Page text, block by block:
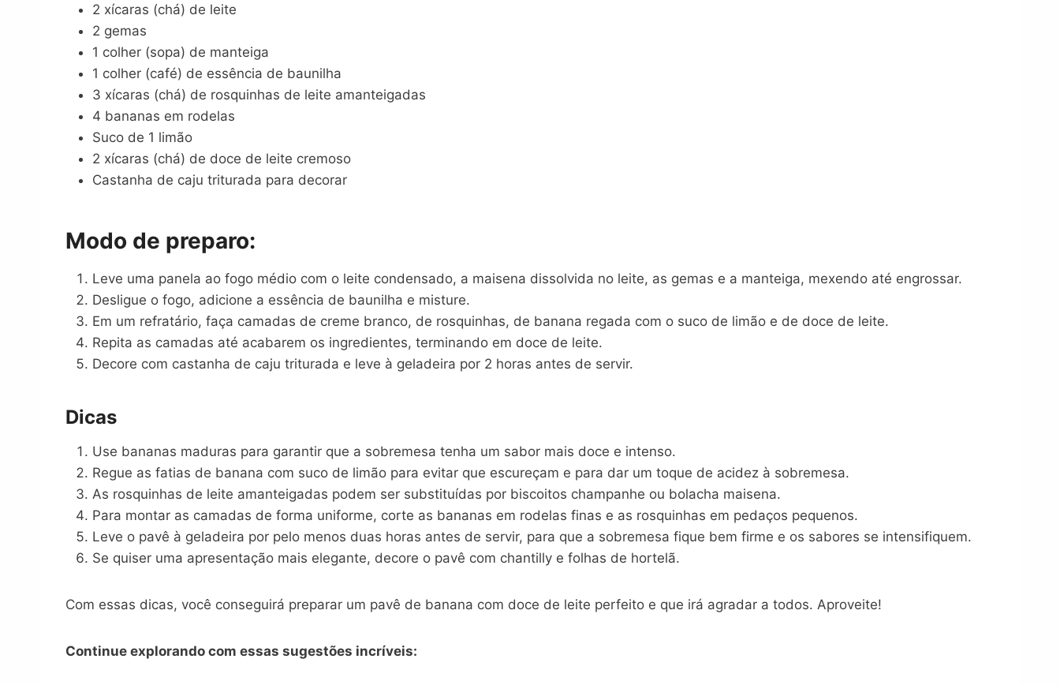
2 xícaras (chá) de leite
2 gemas
1 colher (sopa) de manteiga
1 colher (café) de essência de baunilha
3 xícaras (chá) de rosquinhas de leite amanteigadas
4 bananas em rodelas
Suco de 1 limão
2 xícaras (chá) de doce de leite cremoso
Castanha de caju triturada para decorar
Modo de preparo:
Leve uma panela ao fogo médio com o leite condensado, a maisena dissolvida no leite, as gemas e a manteiga, mexendo até engrossar.
Desligue o fogo, adicione a essência de baunilha e misture.
Em um refratário, faça camadas de creme branco, de rosquinhas, de banana regada com o suco de limão e de doce de leite.
Repita as camadas até acabarem os ingredientes, terminando em doce de leite.
Decore com castanha de caju triturada e leve à geladeira por 2 horas antes de servir.
Dicas
Use bananas maduras para garantir que a sobremesa tenha um sabor mais doce e intenso.
Regue as fatias de banana com suco de limão para evitar que escureçam e para dar um toque de acidez à sobremesa.
As rosquinhas de leite amanteigadas podem ser substituídas por biscoitos champanhe ou bolacha maisena.
Para montar as camadas de forma uniforme, corte as bananas em rodelas finas e as rosquinhas em pedaços pequenos.
Leve o pavê à geladeira por pelo menos duas horas antes de servir, para que a sobremesa fique bem firme e os sabores se intensifiquem.
Se quiser uma apresentação mais elegante, decore o pavê com chantilly e folhas de hortelã.
Com essas dicas, você conseguirá preparar um pavê de banana com doce de leite perfeito e que irá agradar a todos. Aproveite!
Continue explorando com essas sugestões incríveis: